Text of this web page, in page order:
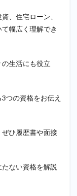
、住宅ローン、
幅広く理解でき
生活にも役立
つの資格をお伝え
ひ履歴書や面接
ない資格を解説